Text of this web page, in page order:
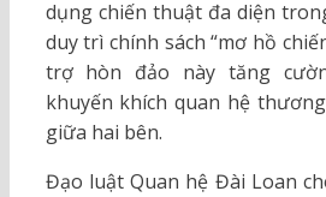
dụng chiến thuật đa diện
duy trì chính sách “mơ hồ
trợ hòn đảo này tăng
khuyến khích quan hệ
giữa hai bên.
Đạo luật Quan hệ Đài Loan